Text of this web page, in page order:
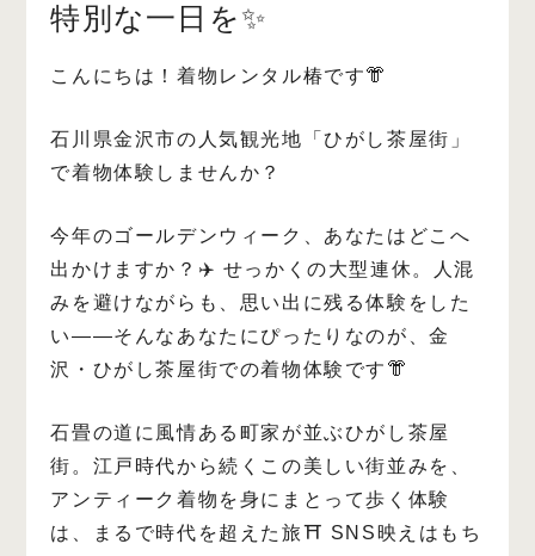
特別な一日を✨
こんにちは！着物レンタル椿です👘
石川県金沢市の人気観光地「ひがし茶屋街」
で着物体験しませんか？
今年のゴールデンウィーク、あなたはどこへ
出かけますか？✈️ せっかくの大型連休。人混
みを避けながらも、思い出に残る体験をした
い——そんなあなたにぴったりなのが、金
沢・ひがし茶屋街での着物体験です👘
石畳の道に風情ある町家が並ぶひがし茶屋
街。江戸時代から続くこの美しい街並みを、
アンティーク着物を身にまとって歩く体験
は、まるで時代を超えた旅⛩️ SNS映えはもち